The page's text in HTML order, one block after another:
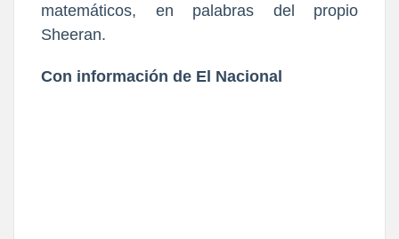
matemáticos, en palabras del propio
Sheeran.
Con información de El Nacional